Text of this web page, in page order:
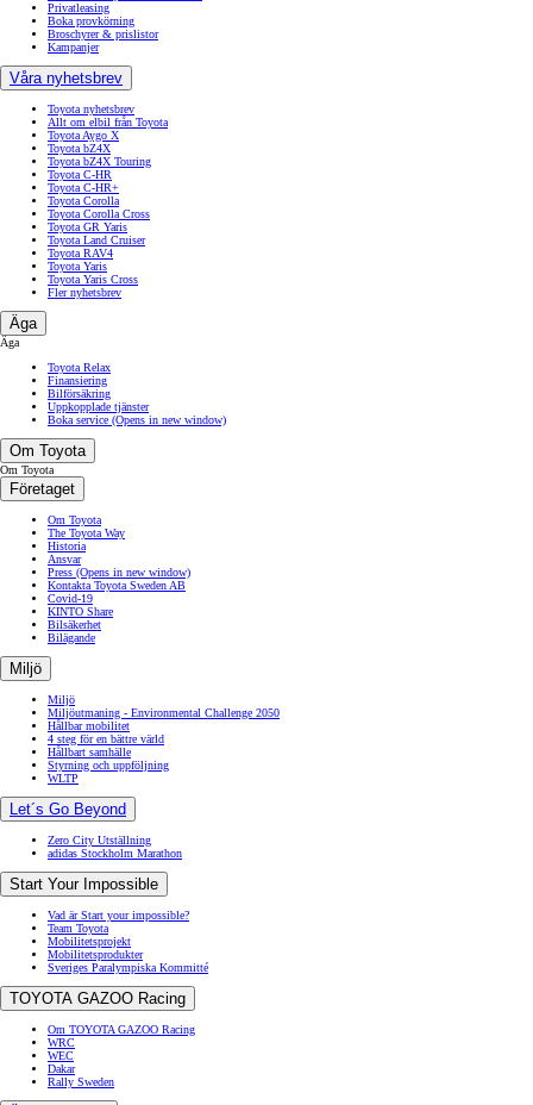
Privatleasing
Boka provkörning
Broschyrer & prislistor
Kampanjer
Våra nyhetsbrev
Toyota nyhetsbrev
Allt om elbil från Toyota
Toyota Aygo X
Toyota bZ4X
Toyota bZ4X Touring
Toyota C-HR
Toyota C-HR+
Toyota Corolla
Toyota Corolla Cross
Toyota GR Yaris
Toyota Land Cruiser
Toyota RAV4
Toyota Yaris
Toyota Yaris Cross
Fler nyhetsbrev
Äga
Äga
Toyota Relax
Finansiering
Bilförsäkring
Uppkopplade tjänster
Boka service (Opens in new window)
Om Toyota
Om Toyota
Företaget
Om Toyota
The Toyota Way
Historia
Ansvar
Press (Opens in new window)
Kontakta Toyota Sweden AB
Covid-19
KINTO Share
Bilsäkerhet
Bilägande
Miljö
Miljö
Miljöutmaning - Environmental Challenge 2050
Hållbar mobilitet
4 steg för en bättre värld
Hållbart samhälle
Styrning och uppföljning
WLTP
Let´s Go Beyond
Zero City Utställning
adidas Stockholm Marathon
Start Your Impossible
Vad är Start your impossible?
Team Toyota
Mobilitetsprojekt
Mobilitetsprodukter
Sveriges Paralympiska Kommitté
TOYOTA GAZOO Racing
Om TOYOTA GAZOO Racing
WRC
WEC
Dakar
Rally Sweden